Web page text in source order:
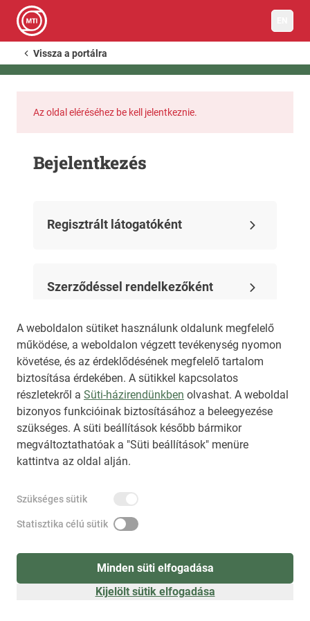
A weboldalon sütiket használunk oldalunk megfelelő
működése, a weboldalon végzett tevékenység nyomon
követése, és az érdeklődésének megfelelő tartalom
biztosítása érdekében. A sütikkel kapcsolatos
részletekről a Süti-házirendünkben olvashat. A weboldal
bizonyos funkcióinak biztosításához a beleegyezése
szükséges. A süti beállítások később bármikor
megváltoztathatóak a "Süti beállítások" menüre
kattintva az oldal alján.
Szükséges sütik
Statisztika célú sütik
Minden süti elfogadása
Kijelölt sütik elfogadása
Vissza a portálra
Az oldal eléréséhez be kell jelentkeznie.
Bejelentkezés
Regisztrált látogatóként
Szerződéssel rendelkezőként
Regisztráció(látogatóként)